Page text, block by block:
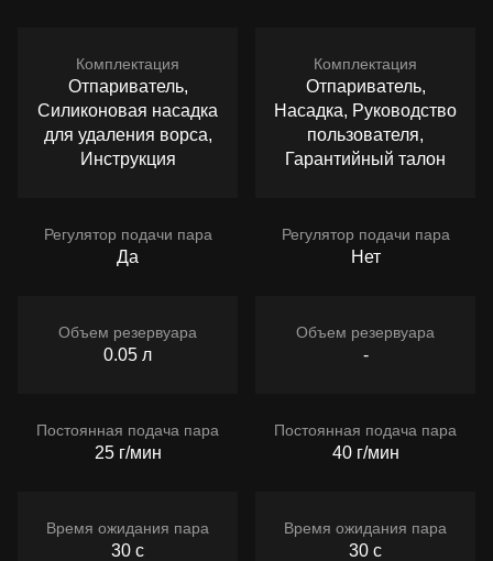
Комплектация
Отпариватель,
Силиконовая насадка
для удаления ворса,
Инструкция
Регулятор подачи пара
Да
Объем резервуара
0.05 л
Постоянная подача пара
25 г/мин
Время ожидания пара
30 с
Комплектация
Отпариватель,
Насадка, Руководство
пользователя,
Гарантийный талон
Регулятор подачи пара
Нет
Объем резервуара
-
Постоянная подача пара
40 г/мин
Время ожидания пара
30 с